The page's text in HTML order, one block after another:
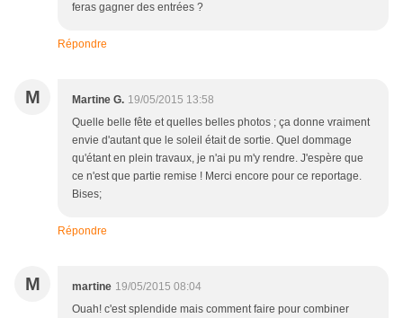
feras gagner des entrées ?
Répondre
M Martine G. 19/05/2015 13:58
Quelle belle fête et quelles belles photos ; ça donne vraiment
envie d'autant que le soleil était de sortie. Quel dommage
qu'étant en plein travaux, je n'ai pu m'y rendre. J'espère que
ce n'est que partie remise ! Merci encore pour ce reportage.
Bises;
Répondre
M martine 19/05/2015 08:04
Ouah! c'est splendide mais comment faire pour combiner